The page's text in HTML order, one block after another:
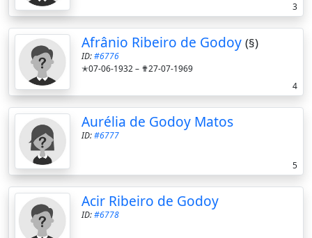
3
Afrânio Ribeiro de Godoy (§)
ID:#6776
✭07-06-1932 – ✟27-07-1969
4
Aurélia de Godoy Matos
ID:#6777
5
Acir Ribeiro de Godoy
ID:#6778